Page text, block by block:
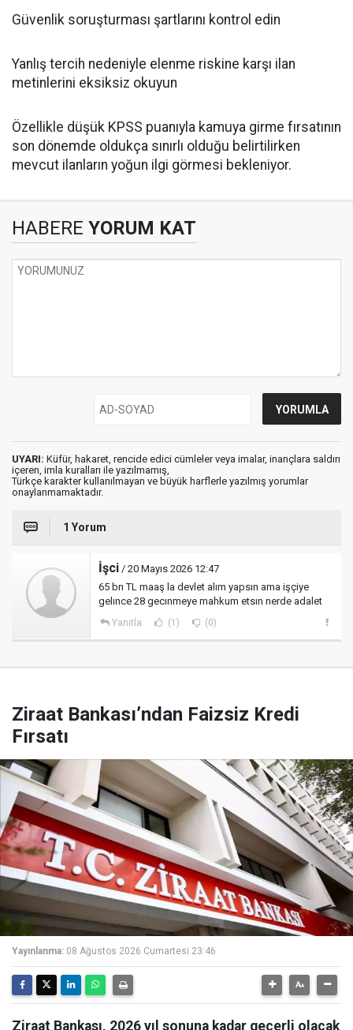
Güvenlik soruşturması şartlarını kontrol edin
Yanlış tercih nedeniyle elenme riskine karşı ilan
metinlerini eksiksiz okuyun
Özellikle düşük KPSS puanıyla kamuya girme fırsatının
son dönemde oldukça sınırlı olduğu belirtilirken
mevcut ilanların yoğun ilgi görmesi bekleniyor.
HABERE YORUM KAT
UYARI: Küfür, hakaret, rencide edici cümleler veya imalar, inançlara saldırı
içeren, imla kuralları ile yazılmamış,
Türkçe karakter kullanılmayan ve büyük harflerle yazılmış yorumlar
onaylanmamaktadır.
1 Yorum
İşci / 20 Mayıs 2026 12:47
65 bn TL maaş la devlet alım yapsın ama işçiye
gelınce 28 gecınmeye mahkum etsın nerde adalet
Yanıtla (1) (0)
Ziraat Bankası’ndan Faizsiz Kredi
Fırsatı
Yayınlanma: 08 Ağustos 2026 Cumartesi 23:46
Ziraat Bankası, 2026 yıl sonuna kadar geçerli olacak